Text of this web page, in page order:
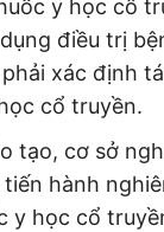
y học cổ
điều trị
xác định
cổ truyền.
tạo, cơ sở
hành
y học cổ